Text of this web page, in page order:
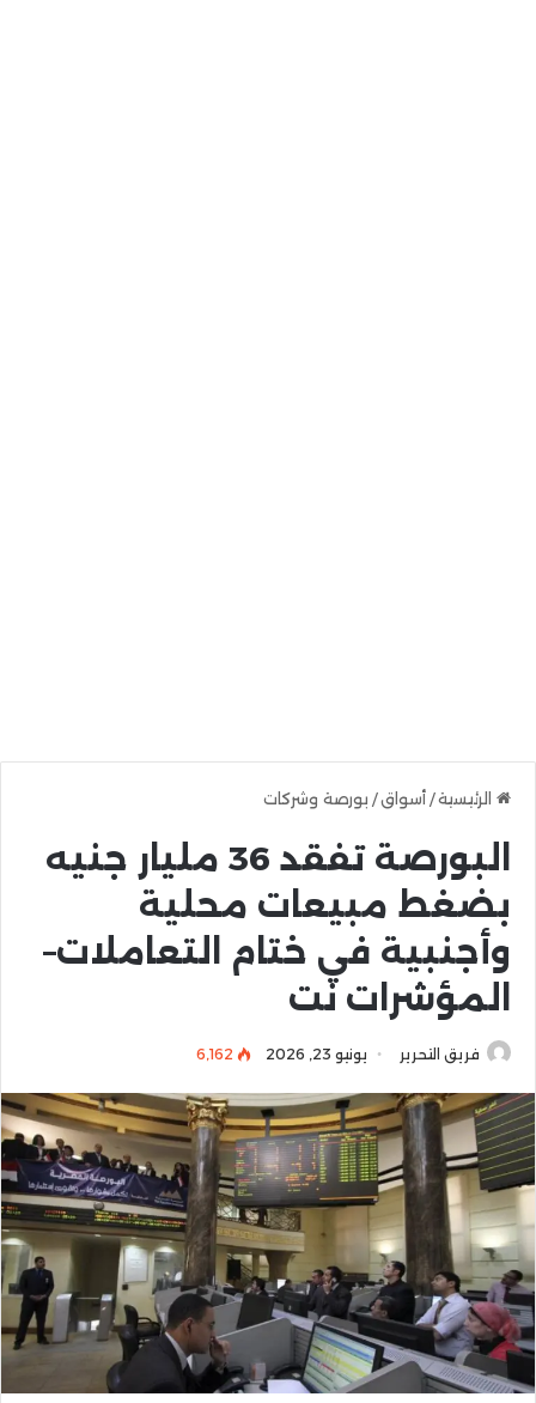
الرئيسية/ أسواق/ بورصة وشركات
البورصة تفقد 36 مليار جنيه
بضغط مبيعات محلية
وأجنبية في ختام التعاملات–
المؤشرات نت
فريق التحرير يونيو 23, 2026 6٬162